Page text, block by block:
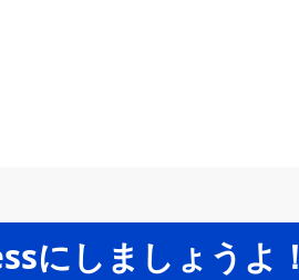
にしましょうよ！